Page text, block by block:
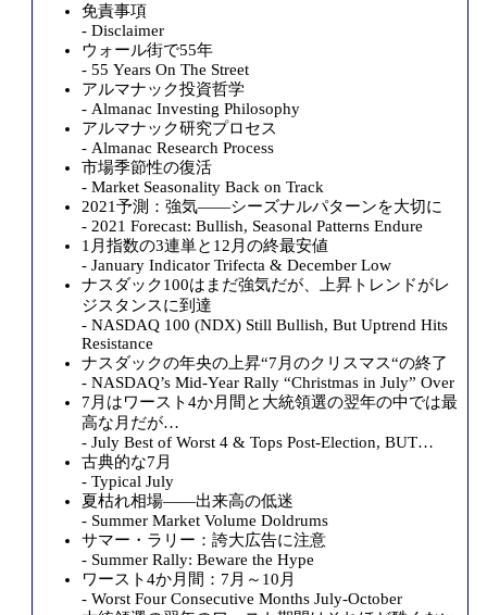
免責事項
- Disclaimer
ウォール街で55年
- 55 Years On The Street
アルマナック投資哲学
- Almanac Investing Philosophy
アルマナック研究プロセス
- Almanac Research Process
市場季節性の復活
- Market Seasonality Back on Track
2021予測：強気――シーズナルパターンを大切に
- 2021 Forecast: Bullish, Seasonal Patterns Endure
1月指数の3連単と12月の終最安値
- January Indicator Trifecta & December Low
ナスダック100はまだ強気だが、上昇トレンドがレ
ジスタンスに到達
- NASDAQ 100 (NDX) Still Bullish, But Uptrend Hits
Resistance
ナスダックの年央の上昇“7月のクリスマス“の終了
- NASDAQ’s Mid-Year Rally “Christmas in July” Over
7月はワースト4か月間と大統領選の翌年の中では最
高な月だが…
- July Best of Worst 4 & Tops Post-Election, BUT…
古典的な7月
- Typical July
夏枯れ相場――出来高の低迷
- Summer Market Volume Doldrums
サマー・ラリー：誇大広告に注意
- Summer Rally: Beware the Hype
ワースト4か月間：7月～10月
- Worst Four Consecutive Months July-October